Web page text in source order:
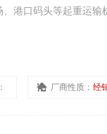
港口码头等起重运输
厂商性质： 经